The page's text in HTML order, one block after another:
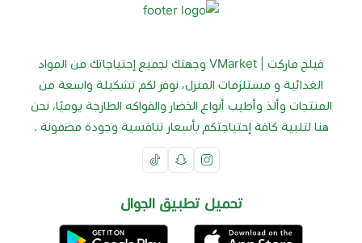
فيلج ماركت | VMarket وجهتك لجميع إحتياجاتك من المواد
الغذائية و مستلزمات المنزل، نوفر لكم تشكيلة واسعة من
المنتجات وألذ وأطيب أنواع الخضار والفواكه الطازجة يوميًا، نحن
هنا لتلبية كافة إحتياجتكم بأسعار تنافسية وجودة مضمونة .
تحميل تطبيق الجوال